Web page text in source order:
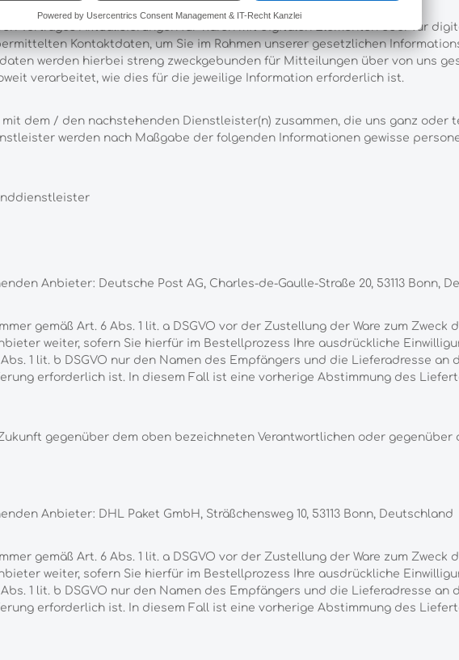
Vertrages Aktualisierungen für Waren mit digitalen Elementen oder für
Kontaktdaten, um Sie im Rahmen unserer gesetzlichen
werden hierbei streng zweckgebunden für Mitteilungen über von uns
verarbeitet, wie dies für die jeweilige Information erforderlich ist.
dem / den nachstehenden Dienstleister(n) zusammen, die uns ganz oder
werden nach Maßgabe der folgenden Informationen gewisse
Anbieter: Deutsche Post AG, Charles-de-Gaulle-Straße 20, 53113 Bonn,
gemäß Art. 6 Abs. 1 lit. a DSGVO vor der Zustellung der Ware zum Zweck
weiter, sofern Sie hierfür im Bestellprozess Ihre ausdrückliche
1 lit. b DSGVO nur den Namen des Empfängers und die Lieferadresse an
erforderlich ist. In diesem Fall ist eine vorherige Abstimmung des
gegenüber dem oben bezeichneten Verantwortlichen oder
Anbieter: DHL Paket GmbH, Sträßchensweg 10, 53113 Bonn, Deutschland
gemäß Art. 6 Abs. 1 lit. a DSGVO vor der Zustellung der Ware zum Zweck
weiter, sofern Sie hierfür im Bestellprozess Ihre ausdrückliche
1 lit. b DSGVO nur den Namen des Empfängers und die Lieferadresse an
erforderlich ist. In diesem Fall ist eine vorherige Abstimmung des